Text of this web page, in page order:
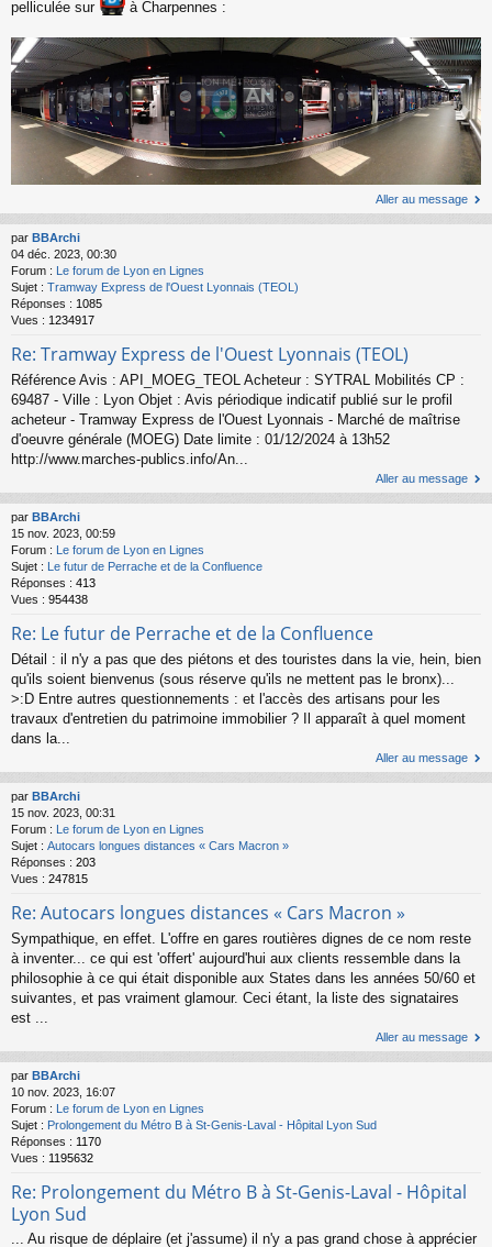
pelliculée sur à Charpennes :
Aller au message
par BBArchi
04 déc. 2023, 00:30
Forum :
Le forum de Lyon en Lignes
Sujet : Tramway Express de l'Ouest Lyonnais (TEOL)
Réponses : 1085
Vues : 1234917
Re: Tramway Express de l'Ouest Lyonnais (TEOL)
Référence Avis : API_MOEG_TEOL Acheteur : SYTRAL Mobilités CP :
69487 - Ville : Lyon Objet : Avis périodique indicatif publié sur le profil
acheteur - Tramway Express de l'Ouest Lyonnais - Marché de maîtrise
d'oeuvre générale (MOEG) Date limite : 01/12/2024 à 13h52
http://www.marches-publics.info/An...
Aller au message
par BBArchi
15 nov. 2023, 00:59
Forum : Le forum de Lyon en Lignes
Sujet : Le futur de Perrache et de la Confluence
Réponses : 413
Vues : 954438
Re: Le futur de Perrache et de la Confluence
Détail : il n'y a pas que des piétons et des touristes dans la vie, hein, bien
qu'ils soient bienvenus (sous réserve qu'ils ne mettent pas le bronx)...
>:D Entre autres questionnements : et l'accès des artisans pour les
travaux d'entretien du patrimoine immobilier ? Il apparaît à quel moment
dans la...
Aller au message
par BBArchi
15 nov. 2023, 00:31
Forum : Le forum de Lyon en Lignes
Sujet : Autocars longues distances « Cars Macron »
Réponses : 203
Vues : 247815
Re: Autocars longues distances « Cars Macron »
Sympathique, en effet. L'offre en gares routières dignes de ce nom reste
à inventer... ce qui est 'offert' aujourd'hui aux clients ressemble dans la
philosophie à ce qui était disponible aux States dans les années 50/60 et
suivantes, et pas vraiment glamour. Ceci étant, la liste des signataires
est ...
Aller au message
par BBArchi
10 nov. 2023, 16:07
Forum : Le forum de Lyon en Lignes
Sujet : Prolongement du Métro B à St-Genis-Laval - Hôpital Lyon Sud
Réponses : 1170
Vues : 1195632
Re: Prolongement du Métro B à St-Genis-Laval - Hôpital
Lyon Sud
... Au risque de déplaire (et j'assume) il n'y a pas grand chose à apprécier